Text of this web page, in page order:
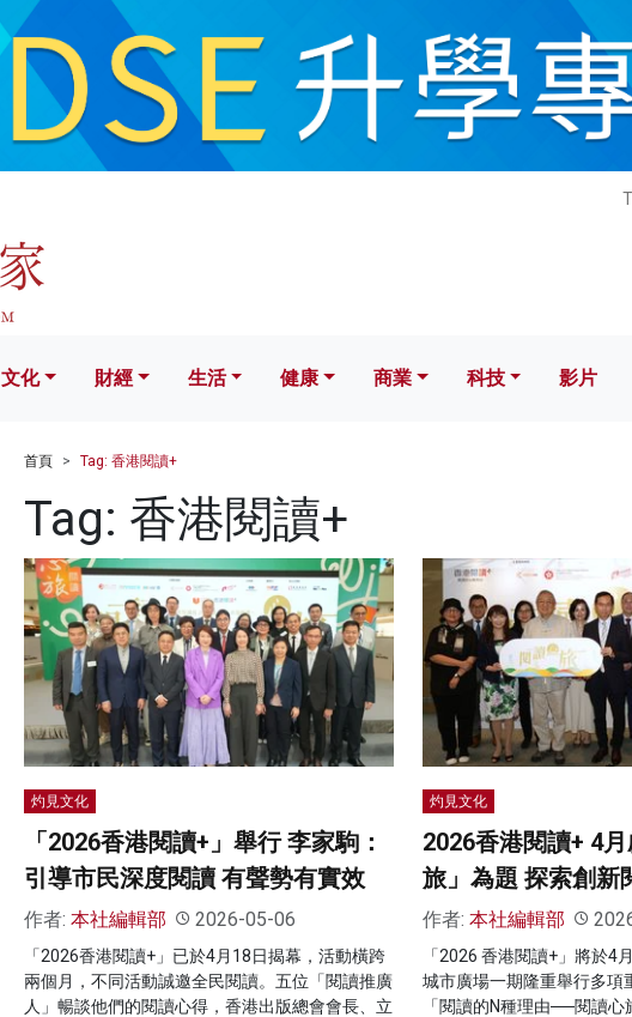
財經 生活 健康 科技 影片
文化 財經 生活 健康 商業 科技 影片
首頁 Tag: 香港閱讀+
Tag: 香港閱讀+
灼見文化
「2026香港閱讀+」舉行 李家駒：
引導市民深度閱讀 有聲勢有實效
作者: 本社編輯部 2026-05-06
「2026香港閱讀+」已於4月18日揭幕，活動橫跨
兩個月，不同活動誠邀全民閱讀。五位「閱讀推廣
人」暢談他們的閱讀心得，香港出版總會會長、立
灼見文化
2026香港閱讀+ 4
旅」為題 探索創新
作者: 本社編輯部
「2026 香港閱讀+」將於4
城市廣場一期隆重舉行多項
「閱讀的N種理由──閱讀